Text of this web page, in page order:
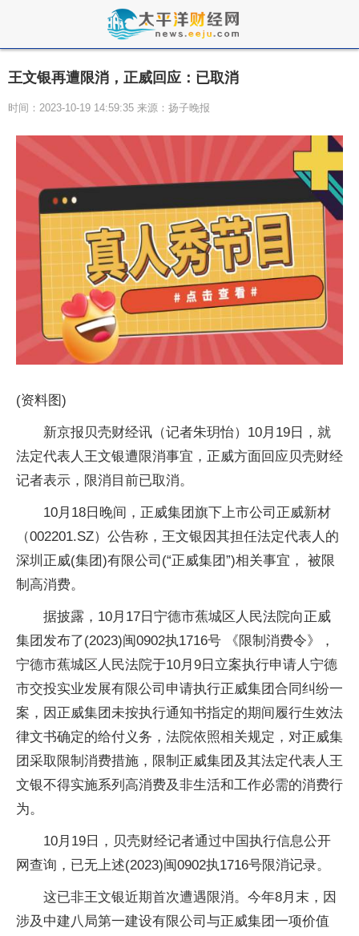
王文银再遭限消，正威回应：已取消
时间：2023-10-19 14:59:35 来源：扬子晚报
(资料图)
新京报贝壳财经讯（记者朱玥怡）10月19日，就
法定代表人王文银遭限消事宜，正威方面回应贝壳财经
记者表示，限消目前已取消。
10月18日晚间，正威集团旗下上市公司正威新材
（002201.SZ）公告称，王文银因其担任法定代表人的
深圳正威(集团)有限公司(“正威集团”)相关事宜， 被限
制高消费。
据披露，10月17日宁德市蕉城区人民法院向正威
集团发布了(2023)闽0902执1716号 《限制消费令》，
宁德市蕉城区人民法院于10月9日立案执行申请人宁德
市交投实业发展有限公司申请执行正威集团合同纠纷一
案，因正威集团未按执行通知书指定的期间履行生效法
律文书确定的给付义务，法院依照相关规定，对正威集
团采取限制消费措施，限制正威集团及其法定代表人王
文银不得实施系列高消费及非生活和工作必需的消费行
为。
10月19日，贝壳财经记者通过中国执行信息公开
网查询，已无上述(2023)闽0902执1716号限消记录。
这已非王文银近期首次遭遇限消。今年8月末，因
涉及中建八局第一建设有限公司与正威集团一项价值